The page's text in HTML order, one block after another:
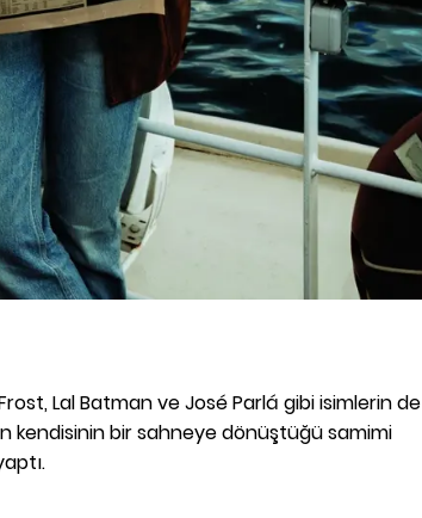
Lal Batman ve José Parlá gibi isimlerin de
kendisinin bir sahneye dönüştüğü samimi